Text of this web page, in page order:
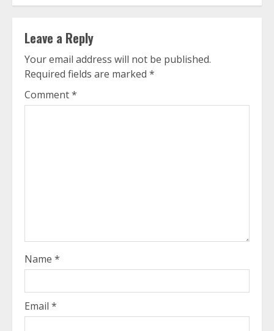
Leave a Reply
Your email address will not be published.
Required fields are marked *
Comment*
Name *
Email *